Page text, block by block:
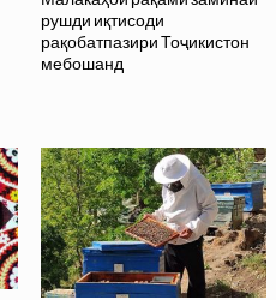
рушди иқтисоди
рақобатпазири Тоҷикистон
мебошанд